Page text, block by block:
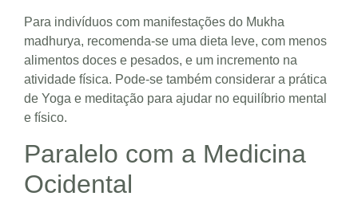
Para indivíduos com manifestações do Mukha
madhurya, recomenda-se uma dieta leve, com menos
alimentos doces e pesados, e um incremento na
atividade física. Pode-se também considerar a prática
de Yoga e meditação para ajudar no equilíbrio mental
e físico.
Paralelo com a Medicina
Ocidental